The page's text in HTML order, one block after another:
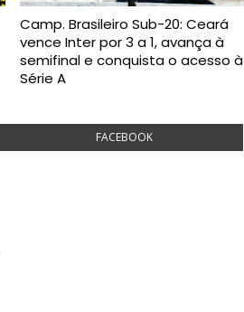
Camp. Brasileiro Sub-20: Ceará
vence Inter por 3 a 1, avança à
semifinal e conquista o acesso à
Série A
FACEBOOK